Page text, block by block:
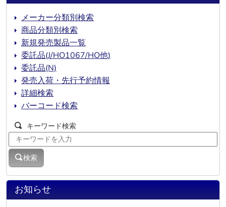
お知らせ
メーカー分類別検索
商品分類別検索
新規発売製品一覧
委託品(J/HO1067/HO他)
委託品(N)
発売入荷・先行予約情報
詳細検索
バーコード検索
キーワード検索
検索